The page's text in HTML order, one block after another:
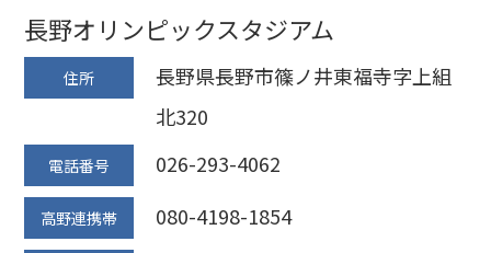
長野オリンピックスタジアム
住所
長野県長野市篠ノ井東福寺字上組
北320
電話番号 026-293-4062
高野連携帯 080-4198-1854